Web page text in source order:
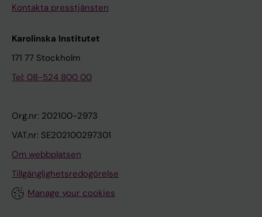
Kontakta presstjänsten
Karolinska Institutet
171 77 Stockholm
Tel: 08-524 800 00
Org.nr: 202100-2973
VAT.nr: SE202100297301
Om webbplatsen
Tillgänglighetsredogörelse
Manage your cookies